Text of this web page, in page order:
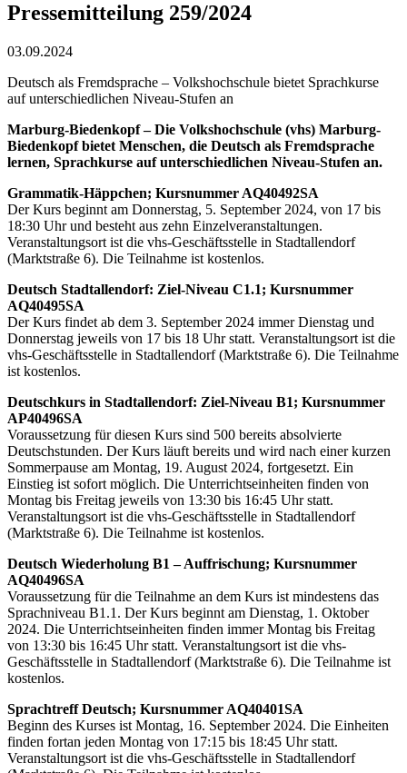
Pressemitteilung 259/2024
03.09.2024
Deutsch als Fremdsprache – Volkshochschule bietet Sprachkurse
auf unterschiedlichen Niveau-Stufen an
Marburg-Biedenkopf – Die Volkshochschule (vhs) Marburg-
Biedenkopf bietet Menschen, die Deutsch als Fremdsprache
lernen, Sprachkurse auf unterschiedlichen Niveau-Stufen an.
Grammatik-Häppchen; Kursnummer AQ40492SA
Der Kurs beginnt am Donnerstag, 5. September 2024, von 17 bis
18:30 Uhr und besteht aus zehn Einzelveranstaltungen.
Veranstaltungsort ist die vhs-Geschäftsstelle in Stadtallendorf
(Marktstraße 6). Die Teilnahme ist kostenlos.
Deutsch Stadtallendorf: Ziel-Niveau C1.1; Kursnummer
AQ40495SA
Der Kurs findet ab dem 3. September 2024 immer Dienstag und
Donnerstag jeweils von 17 bis 18 Uhr statt. Veranstaltungsort ist die
vhs-Geschäftsstelle in Stadtallendorf (Marktstraße 6). Die Teilnahme
ist kostenlos.
Deutschkurs in Stadtallendorf: Ziel-Niveau B1; Kursnummer
AP40496SA
Voraussetzung für diesen Kurs sind 500 bereits absolvierte
Deutschstunden. Der Kurs läuft bereits und wird nach einer kurzen
Sommerpause am Montag, 19. August 2024, fortgesetzt. Ein
Einstieg ist sofort möglich. Die Unterrichtseinheiten finden von
Montag bis Freitag jeweils von 13:30 bis 16:45 Uhr statt.
Veranstaltungsort ist die vhs-Geschäftsstelle in Stadtallendorf
(Marktstraße 6). Die Teilnahme ist kostenlos.
Deutsch Wiederholung B1 – Auffrischung; Kursnummer
AQ40496SA
Voraussetzung für die Teilnahme an dem Kurs ist mindestens das
Sprachniveau B1.1. Der Kurs beginnt am Dienstag, 1. Oktober
2024. Die Unterrichtseinheiten finden immer Montag bis Freitag
von 13:30 bis 16:45 Uhr statt. Veranstaltungsort ist die vhs-
Geschäftsstelle in Stadtallendorf (Marktstraße 6). Die Teilnahme ist
kostenlos.
Sprachtreff Deutsch; Kursnummer AQ40401SA
Beginn des Kurses ist Montag, 16. September 2024. Die Einheiten
finden fortan jeden Montag von 17:15 bis 18:45 Uhr statt.
Veranstaltungsort ist die vhs-Geschäftsstelle in Stadtallendorf